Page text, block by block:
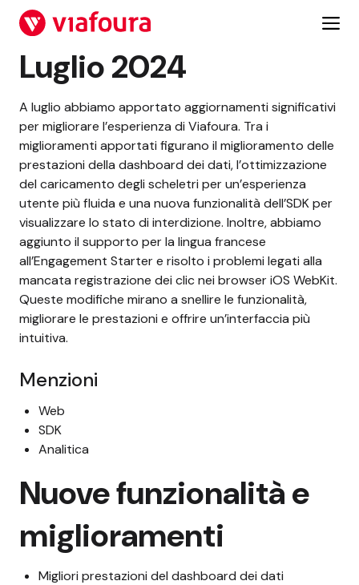
Luglio 2024
A luglio abbiamo apportato aggiornamenti significativi
per migliorare l’esperienza di Viafoura. Tra i
miglioramenti apportati figurano il miglioramento delle
prestazioni della dashboard dei dati, l’ottimizzazione
del caricamento degli scheletri per un’esperienza
utente più fluida e una nuova funzionalità dell’SDK per
visualizzare lo stato di interdizione. Inoltre, abbiamo
aggiunto il supporto per la lingua francese
all’Engagement Starter e risolto i problemi legati alla
mancata registrazione dei clic nei browser iOS WebKit.
Queste modifiche mirano a snellire le funzionalità,
migliorare le prestazioni e offrire un’interfaccia più
intuitiva.
Menzioni
Web
SDK
Analitica
Nuove funzionalità e
miglioramenti
Migliori prestazioni del dashboard dei dati